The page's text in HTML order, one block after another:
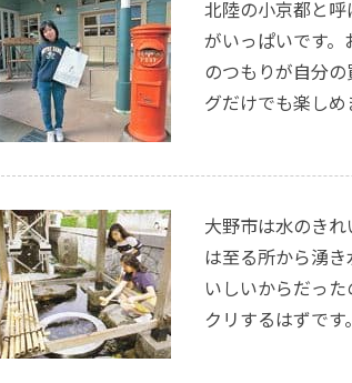
北陸の小京都と
がいっぱいです
のつもりが自分
グだけでも楽しめ
大野市は水のき
は至る所から湧
いしいからだっ
クリするはずです。